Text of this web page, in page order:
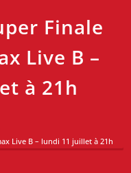
Finale
Live B –
à 21h
Live B – lundi 11 juillet à 21h